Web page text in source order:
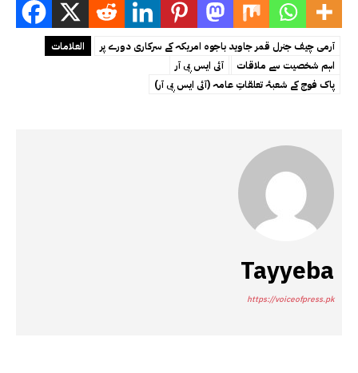
العلامات
آرمی چیف جنرل قمر جاوید باجوہ امریکہ کے سرکاری دورے پر
آئی ایس پی آر
اہم شخصیت سے ملاقات
پاک فوج کے شعبۂ تعلقاتِ عامہ (آئی ایس پی آر)
Tayyeba
https://voiceofpress.pk